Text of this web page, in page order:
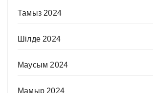
Тамыз 2024
Шілде 2024
Маусым 2024
Мамыр 2024